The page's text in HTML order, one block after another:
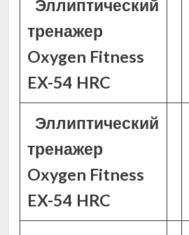
Эллиптический
тренажер
Oxygen Fitness
EX-54 HRC
Эллиптический
тренажер
Oxygen Fitness
EX-54 HRC